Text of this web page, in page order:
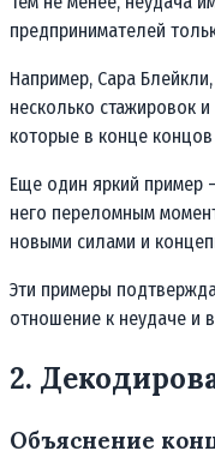
предпринимателей
Например, Сара
несколько стажировок
которые в конце
Еще один яркий пример
него переломным
новыми силами и
Эти примеры
отношение к неудаче и
2.
Объяснение